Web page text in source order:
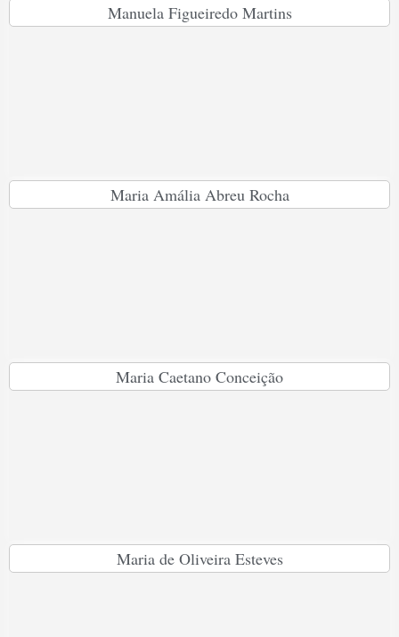
Manuela Figueiredo Martins
Maria Amália Abreu Rocha
Maria Caetano Conceição
Maria de Oliveira Esteves